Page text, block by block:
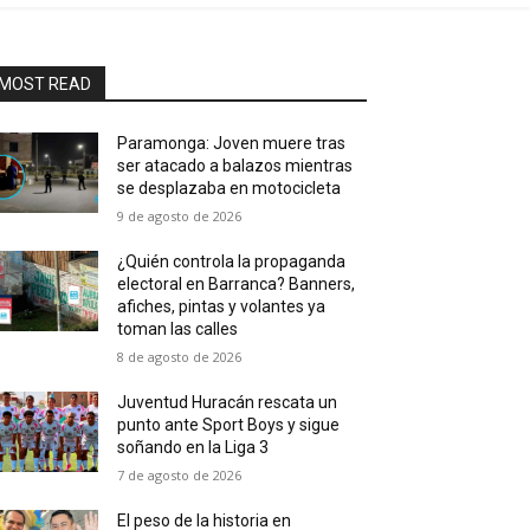
READ
Paramonga: Joven muere tras
ser atacado a balazos mientras
se desplazaba en motocicleta
9 de agosto de 2026
¿Quién controla la propaganda
electoral en Barranca? Banners,
afiches, pintas y volantes ya
toman las calles
8 de agosto de 2026
Juventud Huracán rescata un
punto ante Sport Boys y sigue
soñando en la Liga 3
7 de agosto de 2026
El peso de la historia en